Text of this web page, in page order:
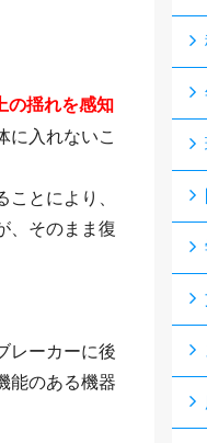
の揺れを感知
に入れないこ
とにより、
、そのまま復
レーカーに後
能のある機器